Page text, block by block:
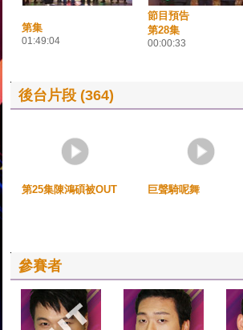
第集
01:49:04
節目預告
第28集
00:00:33
後台片段 (364)
第25集陳鴻碩被OUT 巨聲騎呢舞
參賽者